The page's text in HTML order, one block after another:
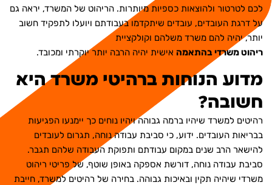
לכם לטרטור ולהוצאות כספיות מיותרות. הריהוט של המשרד, יראה גם
על דרגת העובדים, עובדים שיתקדמו בעבודתם ויועלו לתפקיד חשוב
יותר, יהיה להם משרד משלהם וקולקציית
ריהוט משרדי בהתאמה אישית יהיה הרבה יותר יוקרתי ומכובד.
מדוע הנוחות ברהיטי משרד היא
חשובה?
רהיטים למשרד שיהיו ברמה גבוהה ויהיו נוחים כך יימנעו הפגיעות
בבריאות העובדים. ידוע, כי סביבת עבודה נוחה, תגרום לעובדים
להישאר הרב שנים במקום עבודתם ותפוקת העבודה שלהם תגבר.
סביבת עבודה נוחה, דורשת אספקה באופן שוטף, של פריטי ריהוט
משרדי שיהיה תקין ובאיכות גבוהה. בחירה של רהיטים למשרד, חייבת